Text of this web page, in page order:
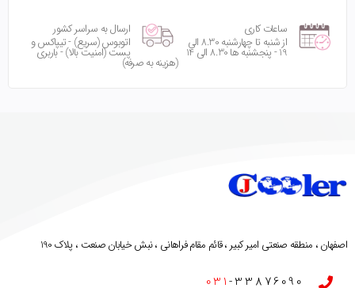
ساعات کاری
از شنبه تا چهارشنبه 8.30 الی
19 - پنجشنبه ها 8.30 الی 14
ارسال به سراسر کشور
اتوبوس (سریع) - تیپاکس و
پست (امنیت بالا) - باربری
(هزینه به صرفه)
اصفهان ، منطقه صنعتی امیر کبیر ، قائم مقام فراهانی ، نبش خیابان صنعت ، پلاک 190
031-33876090